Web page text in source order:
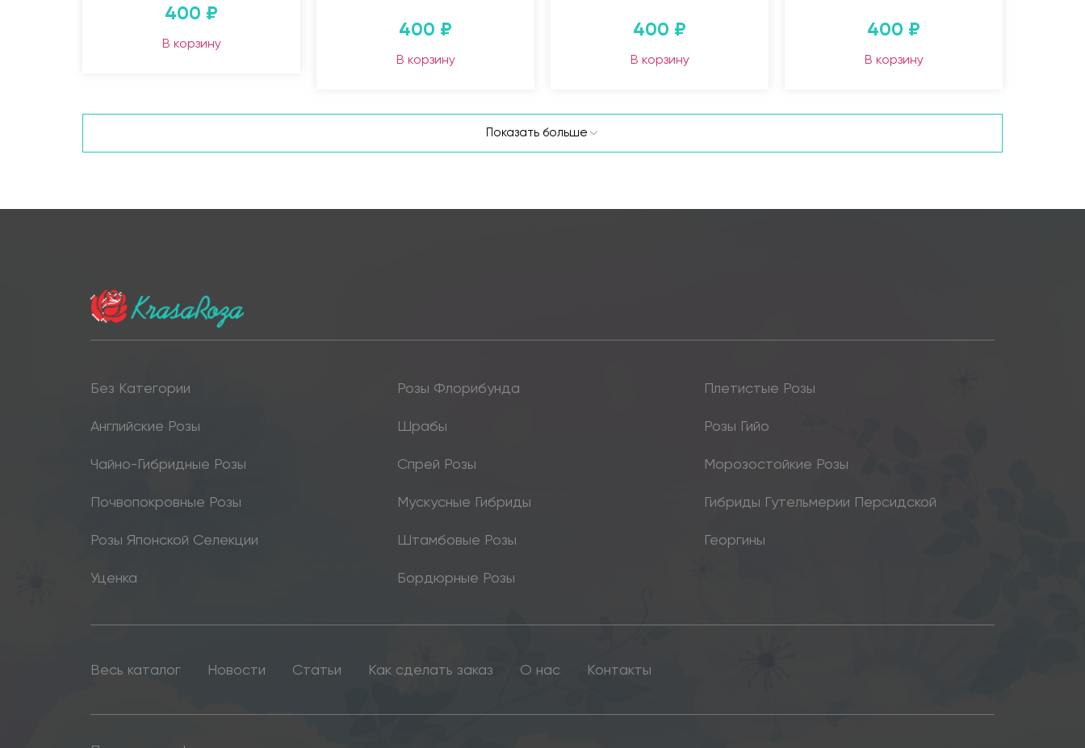
400 ₽
В корзину
400 ₽
В корзину
400 ₽
В корзину
400 ₽
В корзину
Показать больше
Без Категории Розы Флорибунда Плетистые Розы
Английские Розы Шрабы Розы Гийо
Чайно-Гибридные Розы Спрей Розы Морозостойкие Розы
Почвопокровные Розы Мускусные Гибриды Гибриды Гутельмерии Персидской
Розы Японской Селекции Штамбовые Розы Георгины
Уценка Бордюрные Розы
Весь каталог Новости Статьи Как сделать заказ О нас Контакты